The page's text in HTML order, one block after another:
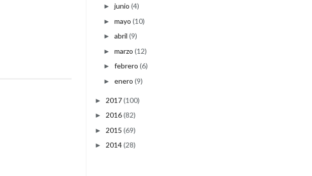
► junio (4)
► mayo (10)
► abril (9)
► marzo (12)
► febrero (6)
► enero (9)
► 2017(100)
► 2016(82)
► 2015 (69)
► 2014(28)